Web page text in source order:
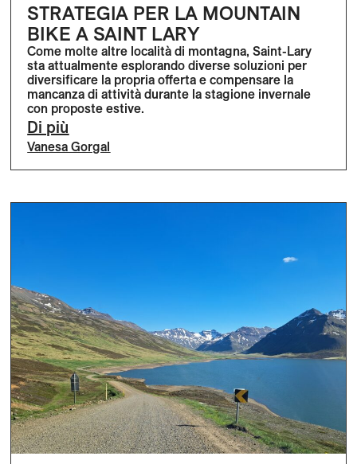
STRATEGIA PER LA MOUNTAIN
BIKE A SAINT LARY
Come molte altre località di montagna, Saint-Lary
sta attualmente esplorando diverse soluzioni per
diversificare la propria offerta e compensare la
mancanza di attività durante la stagione invernale
con proposte estive.
Di più
Vanesa Gorgal